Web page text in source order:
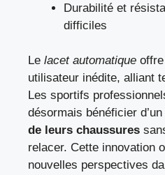
Durabilité et
difficiles
Le lacet automatique
utilisateur inédite, alliant
Les sportifs
désormais bénéficier d’un
de leurs chaussures
relacer. Cette innovation
nouvelles perspectives